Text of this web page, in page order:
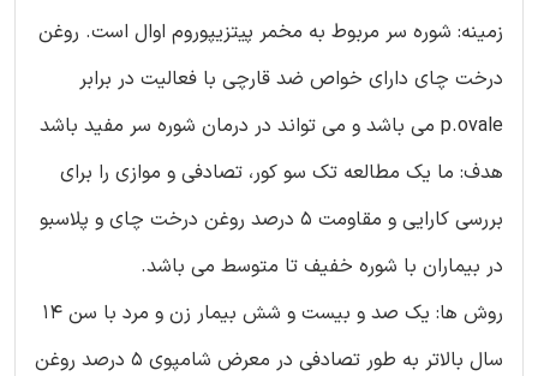
زمینه: شوره سر مربوط به مخمر پیتزیپوروم اوال است. روغن
درخت چای دارای خواص ضد قارچی با فعالیت در برابر
p.ovale می باشد و می تواند در درمان شوره سر مفید باشد
هدف: ما یک مطالعه تک سو کور، تصادفی و موازی را برای
بررسی کارایی و مقاومت 5 درصد روغن درخت چای و پلاسبو
در بیماران با شوره خفیف تا متوسط می باشد.
روش ها: یک صد و بیست و شش بیمار زن و مرد با سن 14
سال بالاتر به طور تصادفی در معرض شامپوی 5 درصد روغن